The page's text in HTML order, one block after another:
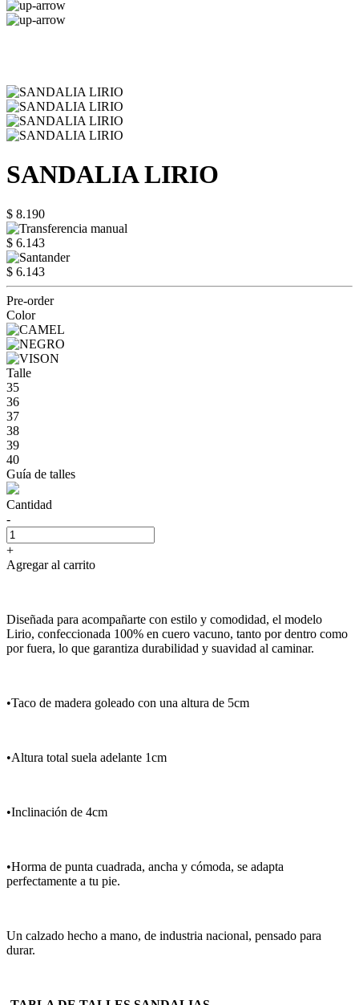
SANDALIA LIRIO
$ 8.190
$ 6.143
$ 6.143
Pre-order
Color
Talle
35
36
37
38
39
40
Guía de talles
Cantidad
-
+
Agregar al carrito
Diseñada para acompañarte con estilo y comodidad, el modelo
Lirio, confeccionada 100% en cuero vacuno, tanto por dentro como
por fuera, lo que garantiza durabilidad y suavidad al caminar.
•Taco de madera goleado con una altura de 5cm
•Altura total suela adelante 1cm
•Inclinación de 4cm
•Horma de punta cuadrada, ancha y cómoda, se adapta
perfectamente a tu pie.
Un calzado hecho a mano, de industria nacional, pensado para
durar.